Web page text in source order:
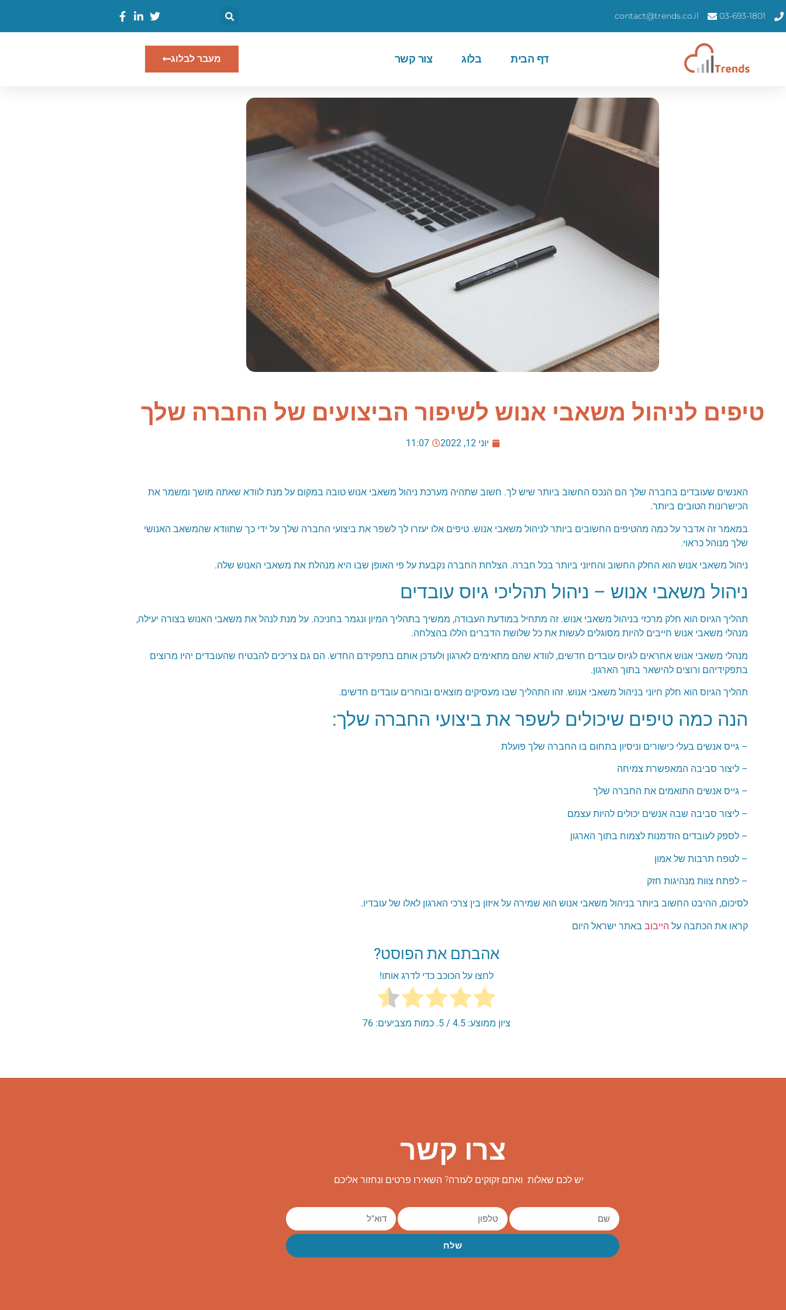
03-693-1801
contact@trends.co.il
דף הבית בלוג צור קשר מעבר לבלוג
טיפים לניהול משאבי אנוש לשיפור הביצועים של החברה שלך
יוני 12, 2022 11:07
האנשים שעובדים בחברה שלך הם הנכס החשוב ביותר שיש לך. חשוב שתהיה מערכת ניהול משאבי אנוש טובה במקום על מנת לוודא שאתה מושך ומשמר את
הכישרונות הטובים ביותר.
במאמר זה אדבר על כמה מהטיפים החשובים ביותר לניהול משאבי אנוש. טיפים אלו יעזרו לך לשפר את ביצועי החברה שלך על ידי כך שתוודא שהמשאב האנושי
שלך מנוהל כראוי.
ניהול משאבי אנוש הוא החלק החשוב והחיוני ביותר בכל חברה. הצלחת החברה נקבעת על פי האופן שבו היא מנהלת את משאבי האנוש שלה.
ניהול משאבי אנוש – ניהול תהליכי גיוס עובדים
תהליך הגיוס הוא חלק מרכזי בניהול משאבי אנוש. זה מתחיל במודעת העבודה, ממשיך בתהליך המיון ונגמר בחניכה. על מנת לנהל את משאבי האנוש בצורה יעילה,
מנהלי משאבי אנוש חייבים להיות מסוגלים לעשות את כל שלושת הדברים הללו בהצלחה.
מנהלי משאבי אנוש אחראים לגיוס עובדים חדשים, לוודא שהם מתאימים לארגון ולעדכן אותם בתפקידם החדש. הם גם צריכים להבטיח שהעובדים יהיו מרוצים
בתפקידיהם ורוצים להישאר בתוך הארגון.
תהליך הגיוס הוא חלק חיוני בניהול משאבי אנוש. זהו התהליך שבו מעסיקים מוצאים ובוחרים עובדים חדשים.
הנה כמה טיפים שיכולים לשפר את ביצועי החברה שלך:
– גייס אנשים בעלי כישורים וניסיון בתחום בו החברה שלך פועלת
– ליצור סביבה המאפשרת צמיחה
– גייס אנשים התואמים את החברה שלך
– ליצור סביבה שבה אנשים יכולים להיות עצמם
– לספק לעובדים הזדמנות לצמוח בתוך הארגון
– לטפח תרבות של אמון
– לפתח צוות מנהיגות חזק
לסיכום, ההיבט החשוב ביותר בניהול משאבי אנוש הוא שמירה על איזון בין צרכי הארגון לאלו של עובדיו.
קראו את הכתבה על הייבוב באתר ישראל היום
אהבתם את הפוסט?
לחצו על הכוכב כדי לדרג אותו!
ציון ממוצע: 4.5 / 5. כמות מצביעים: 76
צרו קשר
יש לכם שאלות ואתם זקוקים לעזרה? השאירו פרטים ונחזור אליכם
שלח